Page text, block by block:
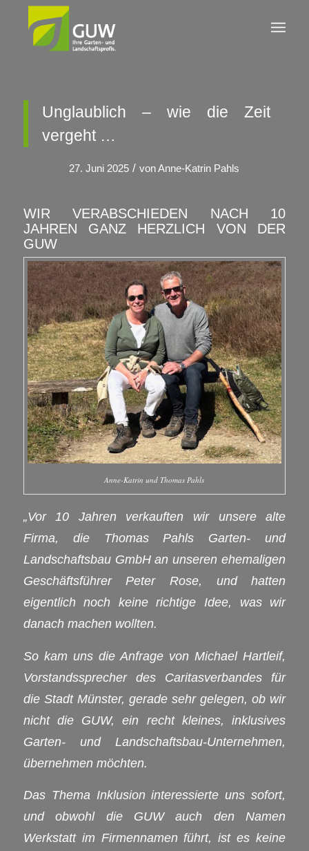
Unglaublich – wie die Zeit
vergeht …
27. Juni 2025 / vonAnne-Katrin Pahls
WIR VERABSCHIEDEN NACH 10
JAHREN GANZ HERZLICH VON DER
GUW
Anne-Katrin und Thomas Pahls
„Vor 10 Jahren verkauften wir unsere alte
Firma, die Thomas Pahls Garten- und
Landschaftsbau GmbH an unseren ehemaligen
Geschäftsführer Peter Rose, und hatten
eigentlich noch keine richtige Idee, was wir
danach machen wollten.
So kam uns die Anfrage von Michael Hartleif,
Vorstandssprecher des Caritasverbandes für
die Stadt Münster, gerade sehr gelegen, ob wir
nicht die GUW, ein recht kleines, inklusives
Garten- und Landschaftsbau-Unternehmen,
übernehmen möchten.
Das Thema Inklusion interessierte uns sofort,
und obwohl die GUW auch den Namen
Werkstatt im Firmennamen führt, ist es keine